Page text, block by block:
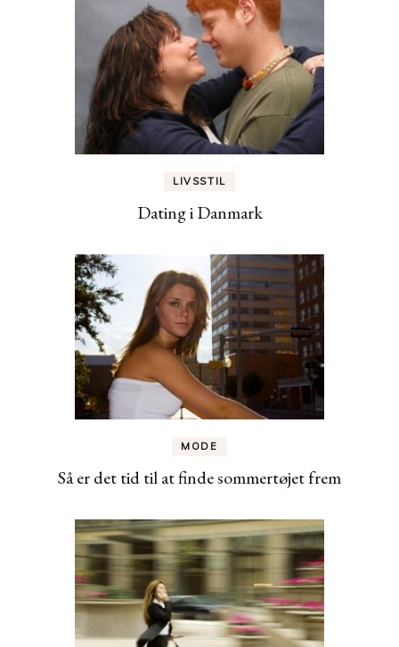
LIVSSTIL
Dating i Danmark
MODE
Så er det tid til at finde sommertøjet frem